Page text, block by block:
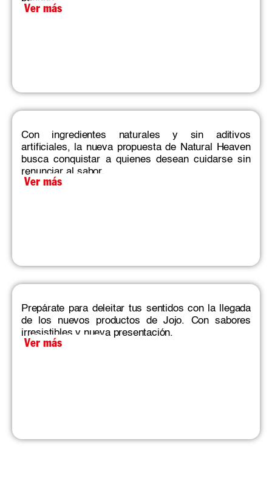
Ver más
Con ingredientes naturales y sin aditivos
artificiales, la nueva propuesta de Natural Heaven
busca conquistar a quienes desean cuidarse sin
renunciar al sabor.
Ver más
Prepárate para deleitar tus sentidos con la llegada
de los nuevos productos de Jojo. Con sabores
irresistibles y nueva presentación.
Ver más